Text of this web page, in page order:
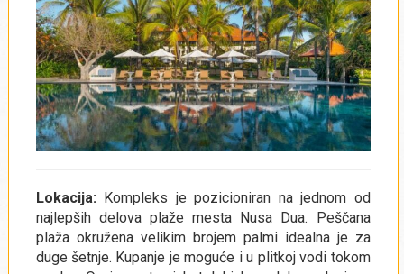
Lokacija: Kompleks je pozicioniran na jednom od
najlepših delova plaže mesta Nusa Dua. Peščana
plaža okružena velikim brojem palmi idealna je za
duge šetnje. Kupanje je moguće i u plitkoj vodi tokom